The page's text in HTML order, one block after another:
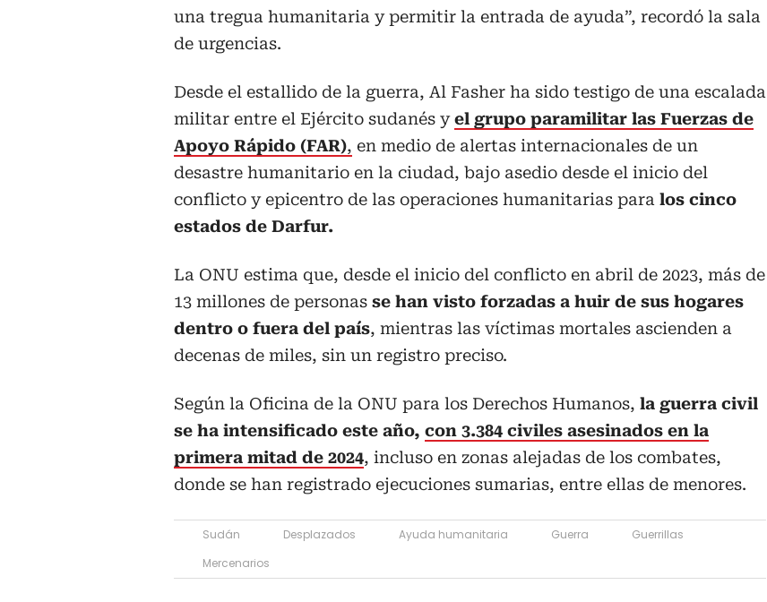
una tregua humanitaria y permitir la entrada de ayuda”, recordó la sala
de urgencias.
Desde el estallido de la guerra, Al Fasher ha sido testigo de una escalada
militar entre el Ejército sudanés y el grupo paramilitar las Fuerzas de
Apoyo Rápido (FAR), en medio de alertas internacionales de un
desastre humanitario en la ciudad, bajo asedio desde el inicio del
conflicto y epicentro de las operaciones humanitarias para los cinco
estados de Darfur.
La ONU estima que, desde el inicio del conflicto en abril de 2023, más de
13 millones de personas se han visto forzadas a huir de sus hogares
dentro o fuera del país, mientras las víctimas mortales ascienden a
decenas de miles, sin un registro preciso.
Según la Oficina de la ONU para los Derechos Humanos, la guerra civil
se ha intensificado este año, con 3.384 civiles asesinados en la
primera mitad de 2024, incluso en zonas alejadas de los combates,
donde se han registrado ejecuciones sumarias, entre ellas de menores.
Sudán Desplazados Ayuda humanitaria Guerra
Guerrillas
Mercenarios